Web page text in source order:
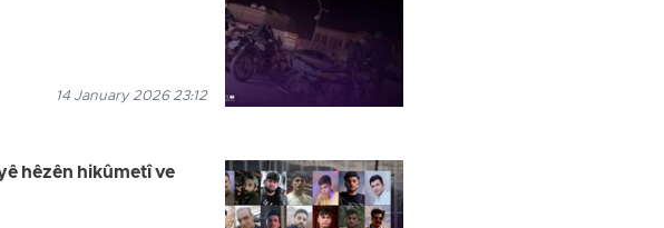
14 January 2026 23:12
hêzên hikûmetî ve